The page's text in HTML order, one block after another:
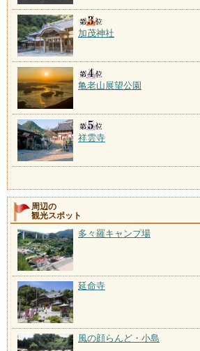
加茂神社
亀老山展望公園
祥雲寺
周辺の
観光スポット
多々羅キャンプ場
延命寺
風の顔らんど・小島